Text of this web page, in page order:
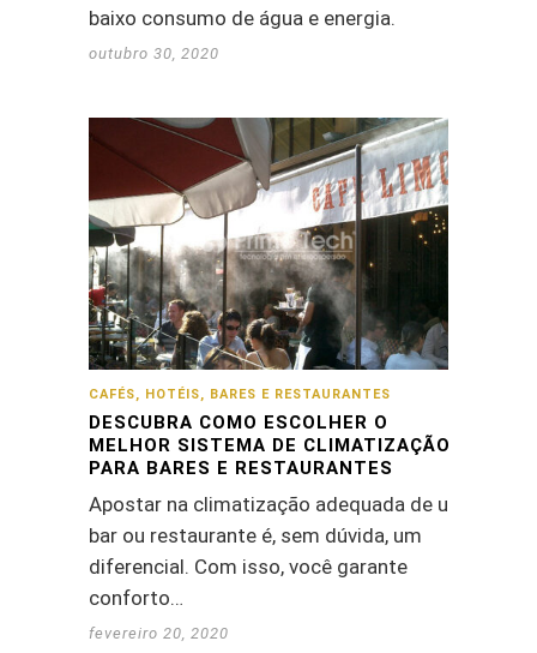
baixo consumo de água e energia.
outubro 30, 2020
CAFÉS, HOTÉIS, BARES E RESTAURANTES
DESCUBRA COMO ESCOLHER O
MELHOR SISTEMA DE CLIMATIZAÇÃO
PARA BARES E RESTAURANTES
Apostar na climatização adequada de um
bar ou restaurante é, sem dúvida, um
diferencial. Com isso, você garante
conforto…
fevereiro 20, 2020